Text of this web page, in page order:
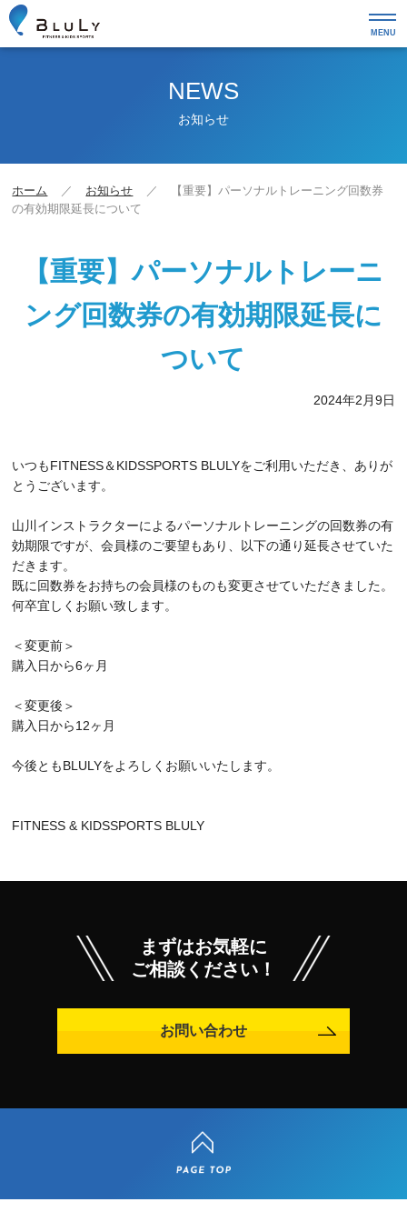
MENU
NEWS
お知らせ
ホーム お知らせ
【重要】パーソナルトレーニング回数券
の有効期限延長について
【重要】パーソナルトレーニ
ング回数券の有効期限延長に
ついて
2024年2月9日
いつもFITNESS＆KIDSSPORTS BLULYをご利用いただき、ありが
とうございます。
山川インストラクターによるパーソナルトレーニングの回数券の有
効期限ですが、会員様のご要望もあり、以下の通り延長させていた
だきます。
既に回数券をお持ちの会員様のものも変更させていただきました。
何卒宜しくお願い致します。
＜変更前＞
購入日から6ヶ月
＜変更後＞
購入日から12ヶ月
今後ともBLULYをよろしくお願いいたします。
FITNESS & KIDSSPORTS BLULY
まずはお気軽に
ご相談ください！
お問い合わせ